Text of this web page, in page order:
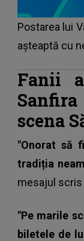
Postarea lui
așteaptă cu
Fanii
scena
"Onorat să
tradiția
mesajul scris
"Pe marile
biletele de